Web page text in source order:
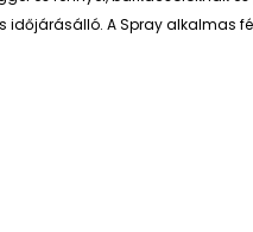
időjárásálló. A Spray alkalmas